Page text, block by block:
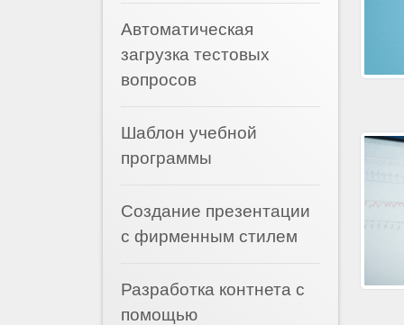
Автоматическая
загрузка тестовых
вопросов
Шаблон учебной
программы
Создание презентации
с фирменным стилем
Разработка контнета с
помощью